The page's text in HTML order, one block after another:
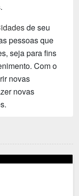
de seu
pessoas que
seja para fins
Com o
novas
novas